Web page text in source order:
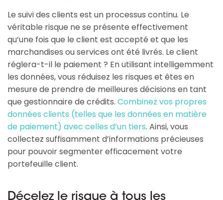
Le suivi des clients est un processus continu. Le
véritable risque ne se présente effectivement
qu’une fois que le client est accepté et que les
marchandises ou services ont été livrés. Le client
réglera-t-il le paiement ? En utilisant intelligemment
les données, vous réduisez les risques et êtes en
mesure de prendre de meilleures décisions en tant
que gestionnaire de crédits. Combinez vos propres
données clients (telles que les données en matière
de paiement) avec celles d’un tiers. Ainsi, vous
collectez suffisamment d’informations précieuses
pour pouvoir segmenter efficacement votre
portefeuille client.
Décelez le risque à tous les